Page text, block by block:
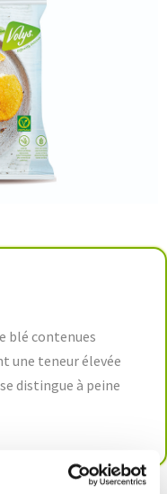
blé contenues
une teneur élevée
distingue à peine